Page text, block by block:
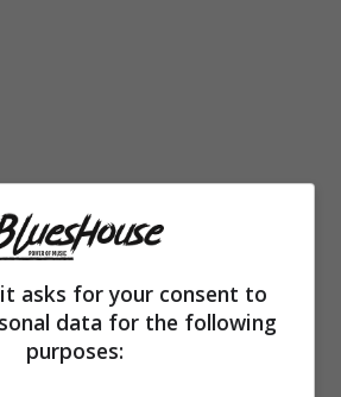
matrimonio è giunto al
asks for your consent to
data for the following
purposes: